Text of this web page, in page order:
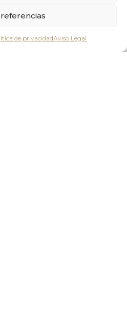
de privacidadAviso Legal